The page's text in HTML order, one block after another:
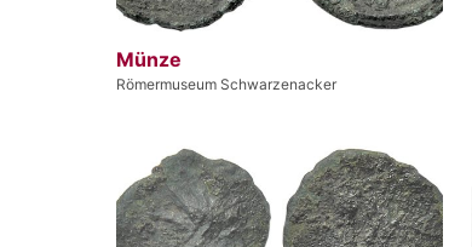
Münze
Römermuseum Schwarzenacker